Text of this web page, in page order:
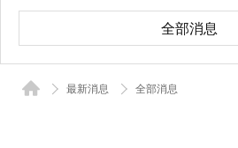
全部消息
最新消息 全部消息